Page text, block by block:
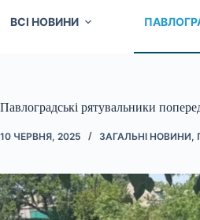
ВСІ НОВИНИ
Павлоградські рятувальники
10 ЧЕРВНЯ, 2025 ЗАГАЛЬНІ НОВИНИ,